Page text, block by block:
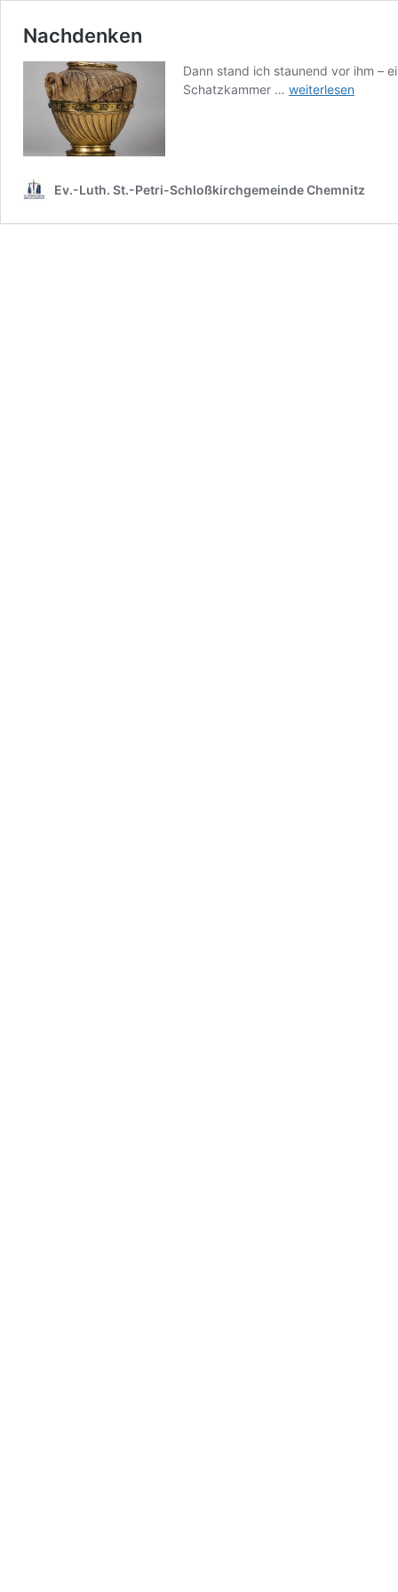
Nachdenken
Dann stand ich staunend vor ihm –
Schatzkammer … Nachdenken
weiterlesen
Ev.-Luth. St.-Petri-Schloßkirchgemeinde Chemnitz